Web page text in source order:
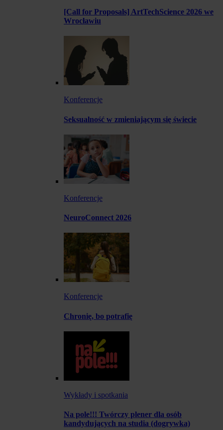
[Call for Proposals] ArtTechScience 2026 we
Wrocławiu
Konferencje
Seksualność w zmieniającym się świecie
Konferencje
NeuroConnect 2026
Konferencje
Chronię, bo potrafię
Wykłady i spotkania
Na pole!!! Twórczy plener dla osób
kandydujących na studia (dogrywka)